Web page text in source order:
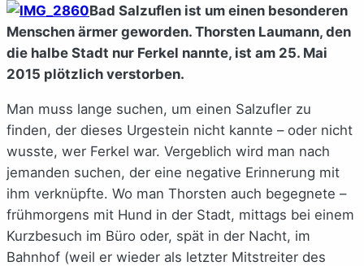
Bad Salzuflen ist um einen besonderen
Menschen ärmer geworden. Thorsten Laumann, den
die halbe Stadt nur Ferkel nannte, ist am 25. Mai
2015 plötzlich verstorben.
Man muss lange suchen, um einen Salzufler zu
finden, der dieses Urgestein nicht kannte – oder nicht
wusste, wer Ferkel war. Vergeblich wird man nach
jemanden suchen, der eine negative Erinnerung mit
ihm verknüpfte. Wo man Thorsten auch begegnete –
frühmorgens mit Hund in der Stadt, mittags bei einem
Kurzbesuch im Büro oder, spät in der Nacht, im
Bahnhof (weil er wieder als letzter Mitstreiter des